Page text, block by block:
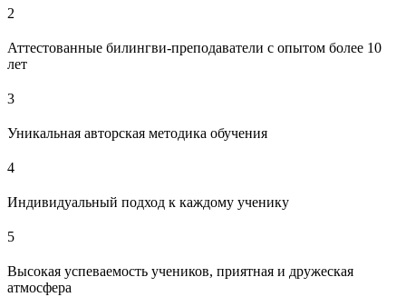
2
Аттестованные билингви-преподаватели с опытом более 10
лет
3
Уникальная авторская методика обучения
4
Индивидуальный подход к каждому ученику
5
Высокая успеваемость учеников, приятная и дружеская
атмосфера